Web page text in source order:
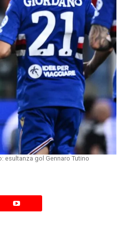
esultanza gol Gennaro Tutino